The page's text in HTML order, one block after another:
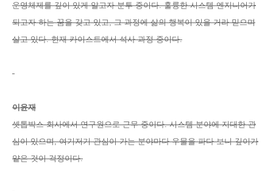
운영체제를 깊이 있게 알고자 분투 중이다. 훌륭한 시스템 엔지니어가
되고자 하는 꿈을 갖고 있고, 그 과정에 삶의 행복이 있을 거라 믿으며
살고 있다. 현재 카이스트에서 석사 과정 중이다.
이윤재
셋톱박스 회사에서 연구원으로 근무 중이다. 시스템 분야에 지대한 관
심이 있으며, 여기저기 관심이 가는 분야마다 우물을 파다 보니 깊이가
얕은 것이 걱정이다.